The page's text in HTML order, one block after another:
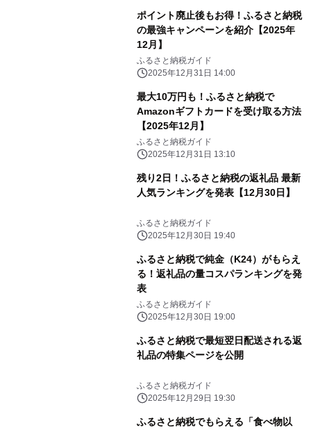
ポイント廃止後もお得！ふるさと納税
の最強キャンペーンを紹介【2025年
12月】
ふるさと納税ガイド
2025年12月31日 14:00
最大10万円も！ふるさと納税で
Amazonギフトカードを受け取る方法
【2025年12月】
ふるさと納税ガイド
2025年12月31日 13:10
残り2日！ふるさと納税の返礼品 最新
人気ランキングを発表【12月30日】
ふるさと納税ガイド
2025年12月30日 19:40
ふるさと納税で純金（K24）がもらえ
る！返礼品の量コスパランキングを発
表
ふるさと納税ガイド
2025年12月30日 19:00
ふるさと納税で最短翌日配送される返
礼品の特集ページを公開
ふるさと納税ガイド
2025年12月29日 19:30
ふるさと納税でもらえる「食べ物以